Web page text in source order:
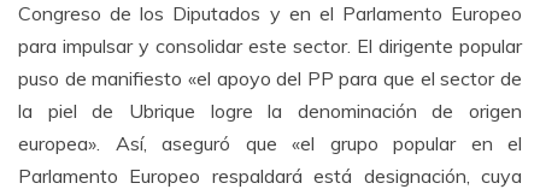
Congreso de los Diputados y en el Parlamento Europeo
para impulsar y consolidar este sector. El dirigente popular
puso de manifiesto «el apoyo del PP para que el sector de
la piel de Ubrique logre la denominación de origen
europea». Así, aseguró que «el grupo popular en el
Parlamento Europeo respaldará está designación, cuya